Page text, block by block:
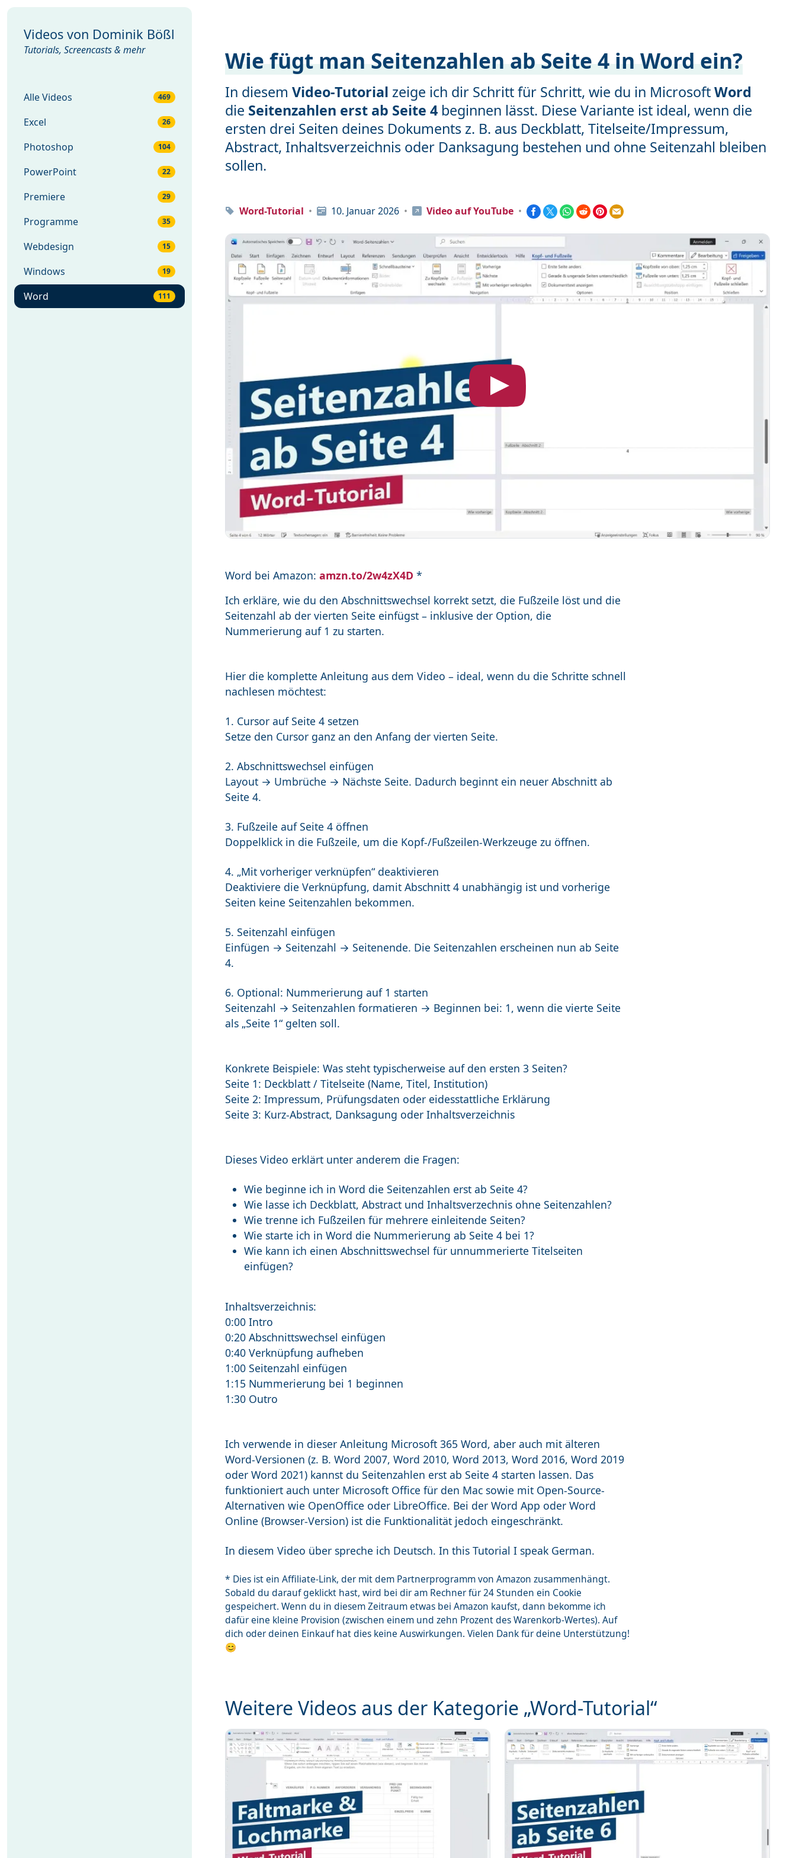
Wie fügt man Seitenzahlen ab Seite 4 in Word ein?
In diesem Video-Tutorial zeige ich dir Schritt für Schritt, wie du in MicrosoftWord
die Seitenzahlen erst ab Seite 4 beginnen lässt. Diese Variante ist ideal, wenn die
ersten drei Seiten deines Dokuments z. B. aus Deckblatt, Titelseite/Impressum,
Abstract, Inhaltsverzeichnis oder Danksagung bestehen und ohne Seitenzahl bleiben
sollen.
Word-Tutorial 10. Januar 2026 Video auf YouTube
Word bei Amazon: amzn.to/2w4zX4D *
Ich erkläre, wie du den Abschnittswechsel korrekt setzt, die Fußzeile löst und die
Seitenzahl ab der vierten Seite einfügst – inklusive der Option, die
Nummerierung auf 1 zu starten.
Hier die komplette Anleitung aus dem Video – ideal, wenn du die Schritte schnell
nachlesen möchtest:
1. Cursor auf Seite 4 setzen
Setze den Cursor ganz an den Anfang der vierten Seite.
2. Abschnittswechsel einfügen
Layout → Umbrüche → Nächste Seite. Dadurch beginnt ein neuer Abschnitt ab
Seite 4.
3. Fußzeile auf Seite 4 öffnen
Doppelklick in die Fußzeile, um die Kopf-/Fußzeilen-Werkzeuge zu öffnen.
4. „Mit vorheriger verknüpfen“ deaktivieren
Deaktiviere die Verknüpfung, damit Abschnitt 4 unabhängig ist und vorherige
Seiten keine Seitenzahlen bekommen.
5. Seitenzahl einfügen
Einfügen → Seitenzahl → Seitenende. Die Seitenzahlen erscheinen nun ab Seite
4.
6. Optional: Nummerierung auf 1 starten
Seitenzahl → Seitenzahlen formatieren → Beginnen bei: 1, wenn die vierte Seite
als „Seite 1“ gelten soll.
Konkrete Beispiele: Was steht typischerweise auf den ersten 3 Seiten?
Seite 1: Deckblatt / Titelseite (Name, Titel, Institution)
Seite 2: Impressum, Prüfungsdaten oder eidesstattliche Erklärung
Seite 3: Kurz-Abstract, Danksagung oder Inhaltsverzeichnis
Dieses Video erklärt unter anderem die Fragen:
Wie beginne ich in Word die Seitenzahlen erst ab Seite 4?
Wie lasse ich Deckblatt, Abstract und Inhaltsverzechnis ohne Seitenzahlen?
Wie trenne ich Fußzeilen für mehrere einleitende Seiten?
Wie starte ich in Word die Nummerierung ab Seite 4 bei 1?
Wie kann ich einen Abschnittswechsel für unnummerierte Titelseiten
einfügen?
Inhaltsverzeichnis:
0:00 Intro
0:20 Abschnittswechsel einfügen
0:40 Verknüpfung aufheben
1:00 Seitenzahl einfügen
1:15 Nummerierung bei 1 beginnen
1:30 Outro
Ich verwende in dieser Anleitung Microsoft 365 Word, aber auch mit älteren
Word-Versionen (z. B. Word 2007, Word 2010, Word 2013, Word 2016, Word 2019
oder Word 2021) kannst du Seitenzahlen erst ab Seite 4 starten lassen. Das
funktioniert auch unter Microsoft Office für den Mac sowie mit Open-Source-
Alternativen wie OpenOffice oder LibreOffice. Bei der Word App oder Word
Online (Browser-Version) ist die Funktionalität jedoch eingeschränkt.
In diesem Video über spreche ich Deutsch. In this Tutorial I speak German.
* Dies ist ein Affiliate-Link, der mit dem Partnerprogramm von Amazon zusammenhängt.
Sobald du darauf geklickt hast, wird bei dir am Rechner für 24 Stunden ein Cookie
gespeichert. Wenn du in diesem Zeitraum etwas bei Amazon kaufst, dann bekomme ich
dafür eine kleine Provision (zwischen einem und zehn Prozent des Warenkorb-Wertes). Auf
dich oder deinen Einkauf hat dies keine Auswirkungen. Vielen Dank für deine Unterstützung!
😊
Weitere Videos aus der Kategorie „Word-Tutorial“
Videos von Dominik Bößl
Tutorials, Screencasts & mehr
Alle Videos 469
Excel 26
Photoshop 104
PowerPoint 22
Premiere 29
Programme 35
Webdesign 15
Windows 19
Word 111